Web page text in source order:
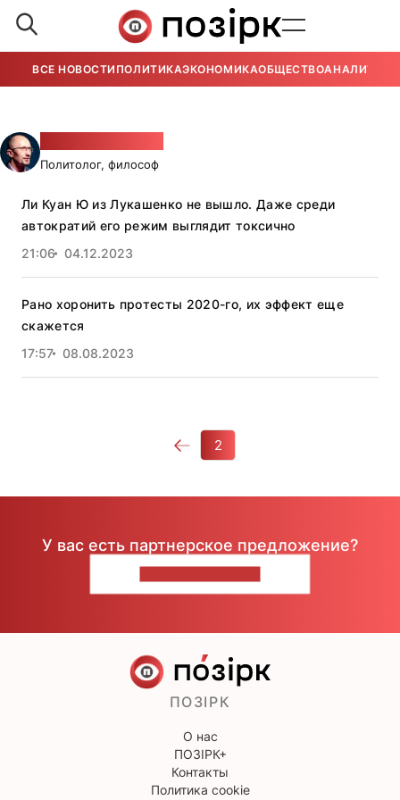
ВСЕ НОВОСТИ ПОЛИТИКАЭКОНОМИКАОБЩЕСТВОАНАЛИТИКА
Политолог, философ
Ли Куан Ю из Лукашенко не вышло. Даже среди
автократий его режим выглядит токсично
21:06
04.12.2023
Рано хоронить протесты 2020-го, их эффект еще
скажется
17:57
08.08.2023
2
У вас есть партнерское предложение?
ПОЗІРК
О нас
ПОЗІРК+
Контакты
Политика cookie